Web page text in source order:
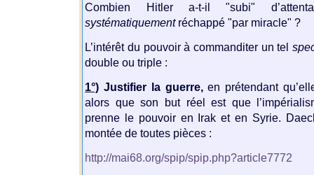
Combien Hitler a-t-il "subi"
systématiquementréchappé "par miracle" ?
L’intérêt du pouvoir à commanditer un tel
double ou triple :
1°) Justifier la guerre,en prétendant
alors que son but réel est que
prenne le pouvoir en Irak et en Syrie.
montée de toutes pièces :
http://mai68.org/spip/spip.php?article7772